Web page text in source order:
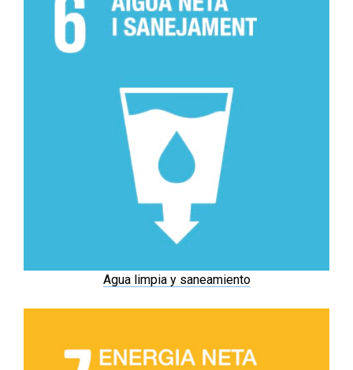
Agua limpia y saneamiento